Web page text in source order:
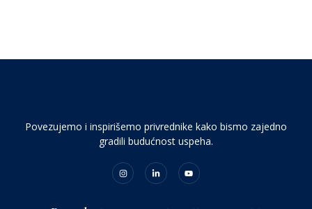
Povezujemo i inspirišemo privrednike kako bismo zajedno
gradili budućnost uspeha.